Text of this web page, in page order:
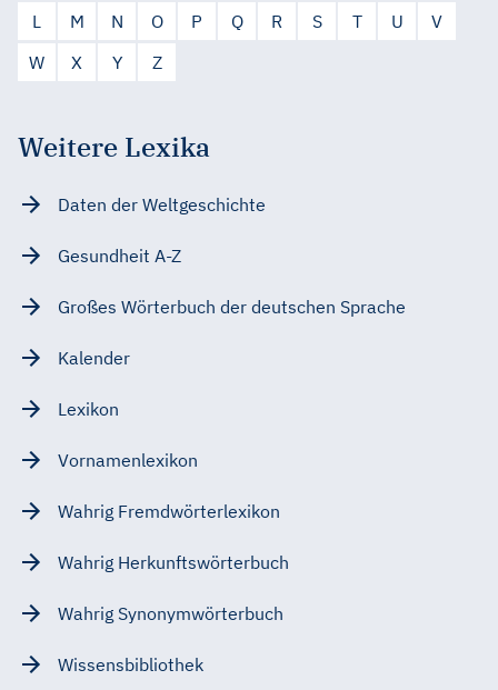
L
M N O P Q R S T U
V
W
X Y Z
Weitere Lexika
Daten der Weltgeschichte
Gesundheit A-Z
Großes Wörterbuch der deutschen Sprache
Kalender
Lexikon
Vornamenlexikon
Wahrig Fremdwörterlexikon
Wahrig Herkunftswörterbuch
Wahrig Synonymwörterbuch
Wissensbibliothek